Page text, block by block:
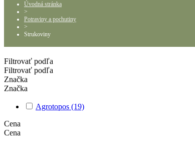
Úvodná stránka
>
Potraviny a pochutiny
>
Strukoviny
Filtrovať podľa
Filtrovať podľa
Značka
Značka
Agrotopos (19)
Cena
Cena